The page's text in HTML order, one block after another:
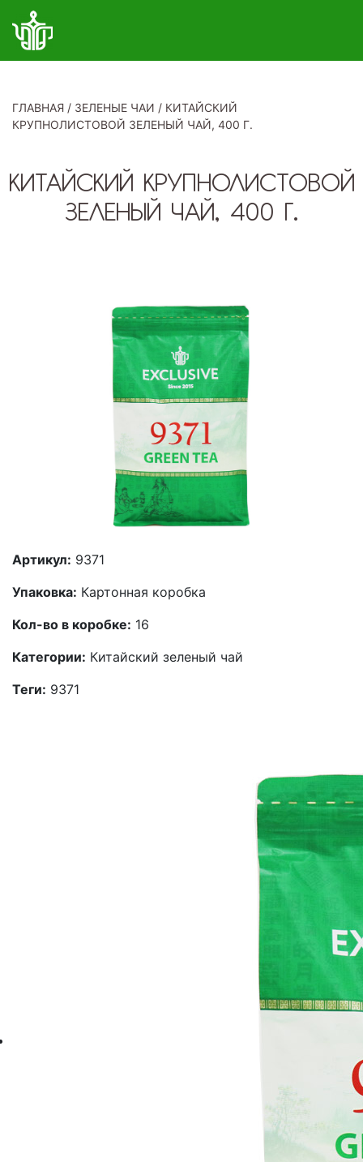
ГЛАВНАЯ / ЗЕЛЕНЫЕ ЧАИ / КИТАЙСКИЙ
КРУПНОЛИСТОВОЙ ЗЕЛЕНЫЙ ЧАЙ, 400 Г.
КИТАЙСКИЙ КРУПНОЛИСТОВОЙ
ЗЕЛЕНЫЙ ЧАЙ, 400 Г.
Артикул: 9371
Упаковка: Картонная коробка
Кол-во в коробке: 16
Категории: Китайский зеленый чай
Теги: 9371